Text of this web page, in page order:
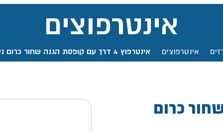
אינטרפוצים
. אינטרפוצים . אינטרפוץ 4 דרך עם קופסת הגנה שחור כרום ניקל PAGALO- אקווילה פרימיום
שחור כרום